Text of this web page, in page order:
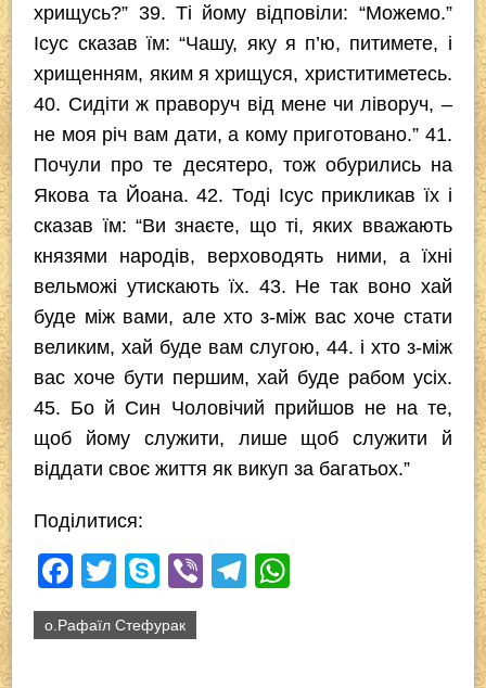
хрищусь?” 39. Ті йому відповіли: “Можемо.”
Ісус сказав їм: “Чашу, яку я п’ю, питимете, і
хрищенням, яким я хрищуся, христитиметесь.
40. Сидіти ж праворуч від мене чи ліворуч, –
не моя річ вам дати, а кому приготовано.” 41.
Почули про те десятеро, тож обурились на
Якова та Йоана. 42. Тоді Ісус прикликав їх і
сказав їм: “Ви знаєте, що ті, яких вважають
князями народів, верховодять ними, а їхні
вельможі утискають їх. 43. Не так воно хай
буде між вами, але хто з-між вас хоче стати
великим, хай буде вам слугою, 44. і хто з-між
вас хоче бути першим, хай буде рабом усіх.
45. Бо й Син Чоловічий прийшов не на те,
щоб йому служити, лише щоб служити й
віддати своє життя як викуп за багатьох.”
Поділитися:
F
a
c
T
wi
tt
S
ky
p
Vi
T
о.Рафаїл Стефурак